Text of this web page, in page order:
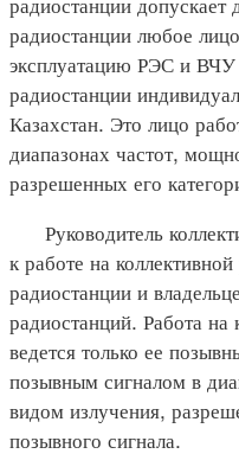
радиостанции любое
эксплуатацию РЭС и ВЧУ
радиостанции
Казахстан. Это лицо
диапазонах частот,
разрешенных его
Руководитель
к работе на
радиостанции и
радиостанций. Работа на
ведется только ее
позывным сигналом в
видом излучения,
позывного сигнала.